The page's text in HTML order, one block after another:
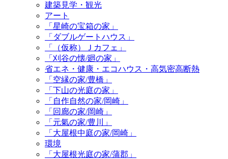
建築見学・観光
アート
「星崎の宝箱の家」
「ダブルゲートハウス」
「（仮称）Ｊカフェ」
「刈谷の懐/廻の家」
省エネ・健康・エコハウス・高気密高断熱
「空縁の家/豊橋」
「下山の光庭の家」
「自作自然の家/岡崎」
「回廊の家/岡崎」
「元氣の家/豊川」
「大屋根中庭の家/岡崎」
環境
「大屋根光庭の家/蒲郡」